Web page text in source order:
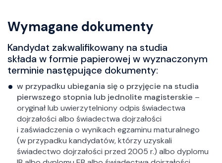
Wymagane dokumenty
Kandydat zakwalifikowany na studia
składa w formie papierowej w wyznaczonym
terminie następujące dokumenty:
w przypadku ubiegania się o przyjęcie na studia
pierwszego stopnia lub jednolite magisterskie –
oryginał lub uwierzytelniony odpis świadectwa
dojrzałości albo świadectwa dojrzałości
i zaświadczenia o wynikach egzaminu maturalnego
(w przypadku kandydatów, którzy uzyskali
świadectwo dojrzałości przed 2005 r.) albo dyplomu